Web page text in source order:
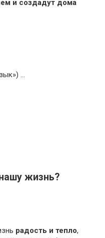
и создадут дома
…
жизнь?
радость и тепло,